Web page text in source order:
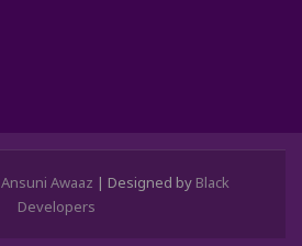
Ansuni Awaaz | Designed by Black
Developers